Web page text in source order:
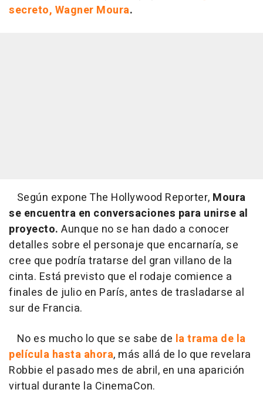
secreto, Wagner Moura.
Según expone The Hollywood Reporter, Moura
se encuentra en conversaciones para unirse al
proyecto. Aunque no se han dado a conocer
detalles sobre el personaje que encarnaría, se
cree que podría tratarse del gran villano de la
cinta. Está previsto que el rodaje comience a
finales de julio en París, antes de trasladarse al
sur de Francia.
No es mucho lo que se sabe de la trama de la
película hasta ahora, más allá de lo que revelara
Robbie el pasado mes de abril, en una aparición
virtual durante la CinemaCon.